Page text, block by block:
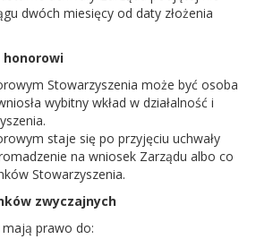
dwóch miesięcy od daty złożenia
honorowi
Stowarzyszenia może być osoba
wybitny wkład w działalność i
staje się po przyjęciu uchwały
na wniosek Zarządu albo co
Stowarzyszenia.
zwyczajnych
mają prawo do: